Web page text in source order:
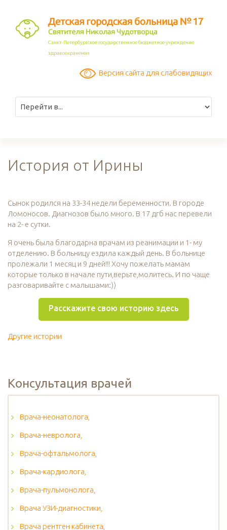
Санкт-Петербургское государственное бюджетное учреждение
здравоохранения
Версия сайта для слабовидящих
История от Ирины
Сынок родился на 33-34 недели беременности. В городе
Ломоносов. Диагнозов было много. В 17 дгб нас перевели
на 2- е сутки.
Я очень была благодарна врачам из реанимации и 1- му
отделению. В больницу ездила каждый день. В больнице
пролежали 1 месяц и 9 дней!!! Хочу пожелать мамам
которые только в начале пути,верьте,молитесь. И по чаще
разговаривайте с малышами:))
Расскажите свою историю здесь
Другие истории
Консультация врачей
Врача-неонатолога,
Врача-невролога,
Врача-офтальмолога,
Врача-кардиолога,
Врача-пульмонолога,
Врача УЗИ-диагностики,
Врача рентген кабинета,